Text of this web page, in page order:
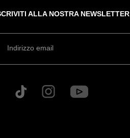
ALLA NOSTRA NEWSLETTER
Indirizzo email